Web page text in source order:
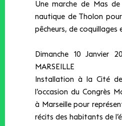
Une marche de Mas
nautique de Tholon
pêcheurs, de coquillages
Dimanche 10 Janvier
MARSEILLE
Installation à la Cité
l’occasion du Congrès
à Marseille pour
récits des habitants de